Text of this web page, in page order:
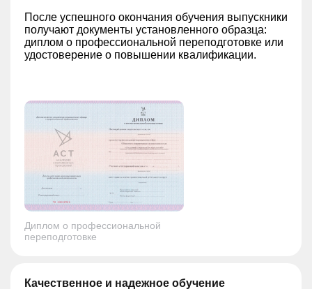
После успешного окончания обучения выпускники
получают документы установленного образца:
диплом о профессиональной переподготовке или
удостоверение о повышении квалификации.
Диплом о профессиональной
переподготовке
Качественное и надежное обучение